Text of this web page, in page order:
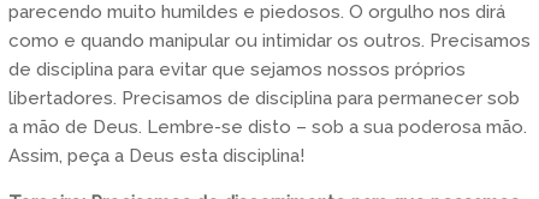
parecendo muito humildes e piedosos. O orgulho nos dirá
como e quando manipular ou intimidar os outros. Precisamos
de disciplina para evitar que sejamos nossos próprios
libertadores. Precisamos de disciplina para permanecer sob
a mão de Deus. Lembre-se disto – sob a sua poderosa mão.
Assim, peça a Deus esta disciplina!